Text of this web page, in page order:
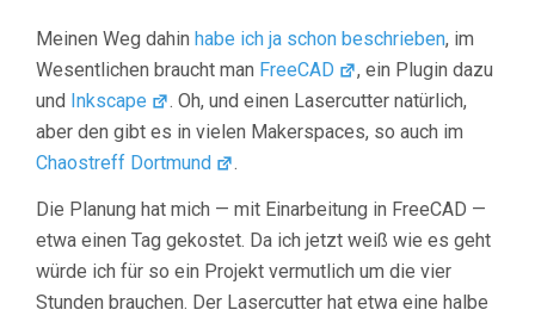
Meinen Weg dahin habe ich ja schon beschrieben, im
Wesentlichen braucht man FreeCAD
, ein Plugin dazu
und Inkscape
. Oh, und einen Lasercutter natürlich,
aber den gibt es in vielen Makerspaces, so auch im
Chaostreff Dortmund
.
Die Planung hat mich — mit Einarbeitung in FreeCAD —
etwa einen Tag gekostet. Da ich jetzt weiß wie es geht
würde ich für so ein Projekt vermutlich um die vier
Stunden brauchen. Der Lasercutter hat etwa eine halbe